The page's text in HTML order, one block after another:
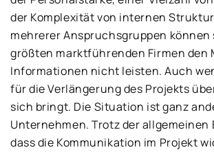
der Komplexität von internen
mehrerer Anspruchsgruppen können
größten marktführenden Firmen den
Informationen nicht leisten. Auch
für die Verlängerung des Projekts
sich bringt. Die Situation ist ganz
Unternehmen. Trotz der allgemeinen
dass die Kommunikation im Projekt